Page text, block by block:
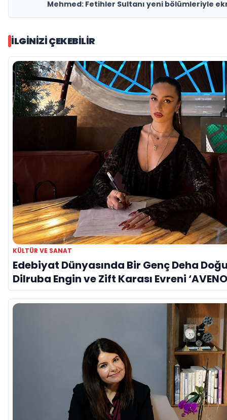
Mehmed: Fetihler Sultanı yeni bölümleriyle
İLGINIZI ÇEKEBILIR
KÜLTÜR VE SANAT
Edebiyat Dünyasında Bir Genç Deha
Dilruba Engin ve Zift Karası Evreni